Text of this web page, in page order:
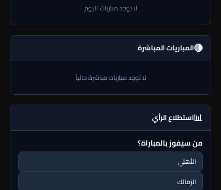
لا توجد مباريات اليوم
🔴المباريات المباشرة
لا توجد مباريات مباشرة حالياً
📊استطلاع الرأي
من سيفوز بالمباراة؟
الأهلي
الزمالك